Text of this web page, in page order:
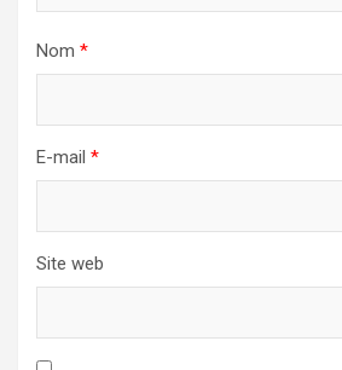
Nom *
E-mail *
Site web